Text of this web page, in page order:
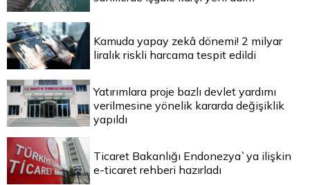
Kamuda yapay zekâ dönemi! 2 milyar
liralık riskli harcama tespit edildi
Yatırımlara proje bazlı devlet yardımı
verilmesine yönelik kararda değişiklik
yapıldı
Ticaret Bakanlığı Endonezya`ya ilişkin
e-ticaret rehberi hazırladı